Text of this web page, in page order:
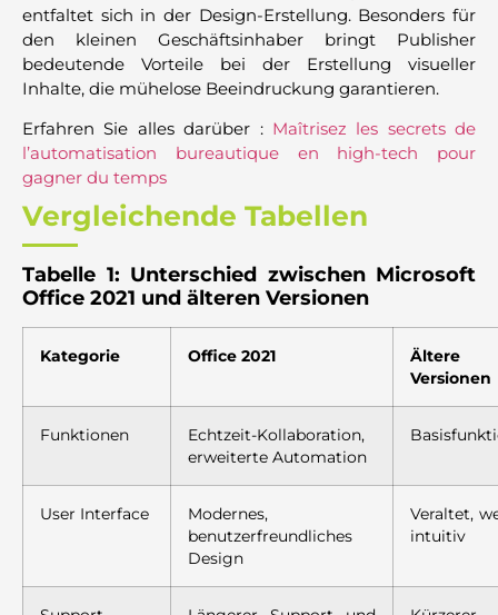
entfaltet sich in der Design-Erstellung. Besonders für
den kleinen Geschäftsinhaber bringt Publisher
bedeutende Vorteile bei der Erstellung visueller
Inhalte, die mühelose Beeindruckung garantieren.
Erfahren Sie alles darüber : Maîtrisez les secrets de
l’automatisation bureautique en high-tech pour
gagner du temps
Vergleichende Tabellen
Tabelle 1: Unterschied zwischen Microsoft
Office 2021 und älteren Versionen
Kategorie Office 2021
Ältere
Versionen
Funktionen
Echtzeit-Kollaboration,
erweiterte Automation
User Interface
Modernes,
benutzerfreundliches
Design
Veraltet,
intuitiv